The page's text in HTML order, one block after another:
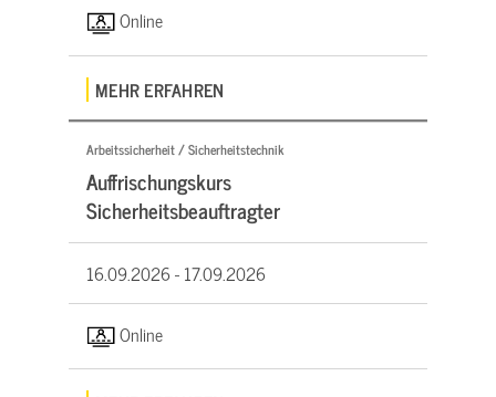
Online
MEHR ERFAHREN
Arbeitssicherheit / Sicherheitstechnik
Auffrischungskurs
Sicherheitsbeauftragter
16.09.2026 -17.09.2026
Online